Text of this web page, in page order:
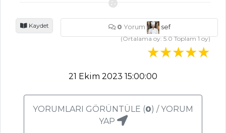
Asma Yaprağında
Tarifi, Nasıl Yapılır?
Tayland Usulü
Kaydet 0 Yorum
sef
(Ortalama oy:5.0Toplam1oy)
21 Ekim 2023 15:00:00
YORUMLARI GÖRÜNTÜLE (0) / YORUM
YAP